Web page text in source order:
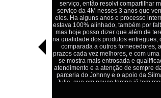
Estou extremamente satisfeito com o
Eles forneceram uniformes para
qualidade das camisetas é excelente.
impressão está impecável, e o preço
considerando a alta qualidade do
atendimento foi ágil e atencioso,
entrega dos uniformes. Com
Camisetas para quem procura
ótimo custo-